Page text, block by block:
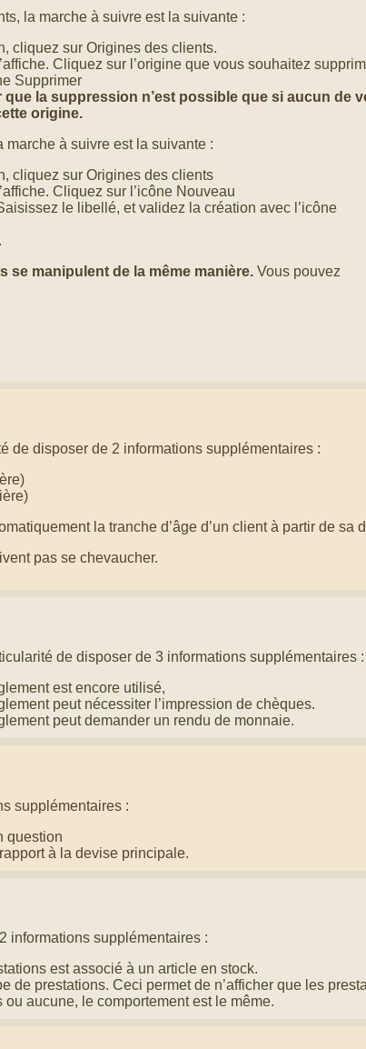
la marche à suivre est la suivante :
cliquez sur Origines des clients.
Cliquez sur l’origine que vous souhaitez
Supprimer
que la suppression n’est possible que si aucun de
origine.
à suivre est la suivante :
cliquez sur Origines des clients
Cliquez sur l’icône Nouveau
le libellé, et validez la création avec l’icône
se manipulent de la même manière.Vous pouvez
de disposer de 2 informations supplémentaires :
la tranche d’âge d’un client à partir de sa
pas se chevaucher.
de disposer de 3 informations supplémentaires :
est encore utilisé,
peut nécessiter l’impression de chèques.
peut demander un rendu de monnaie.
supplémentaires :
question
à la devise principale.
informations supplémentaires :
est associé à un article en stock.
de prestations. Ceci permet de n’afficher que les
aucune, le comportement est le même.